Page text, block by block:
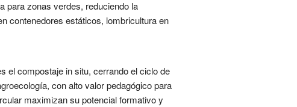
para zonas verdes, reduciendo la
contenedores estáticos, lombricultura en
el compostaje in situ, cerrando el ciclo de
con alto valor pedagógico para
maximizan su potencial formativo y